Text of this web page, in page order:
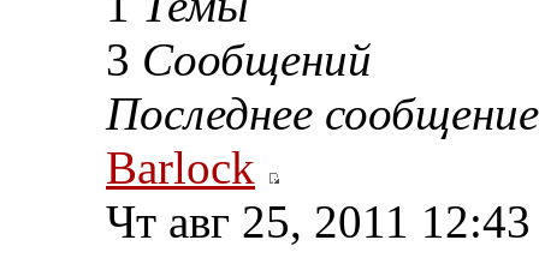
3 Сообщений
Последнее сообщение
Barlock
Чт авг 25, 2011